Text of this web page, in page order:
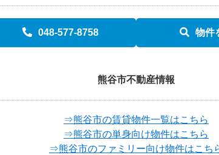
048-577-8758 物件
熊谷市不動産情報
⇒熊谷市の賃貸物件一覧はこちら
⇒熊谷市の単身向け物件はこちら
⇒熊谷市のファミリー向け物件はこち